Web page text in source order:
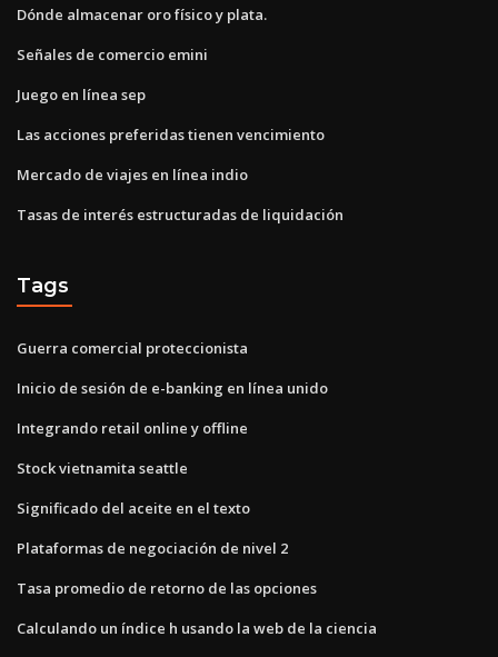
Dónde almacenar oro físico y plata.
Señales de comercio emini
Juego en línea sep
Las acciones preferidas tienen vencimiento
Mercado de viajes en línea indio
Tasas de interés estructuradas de liquidación
Tags
Guerra comercial proteccionista
Inicio de sesión de e-banking en línea unido
Integrando retail online y offline
Stock vietnamita seattle
Significado del aceite en el texto
Plataformas de negociación de nivel 2
Tasa promedio de retorno de las opciones
Calculando un índice h usando la web de la ciencia